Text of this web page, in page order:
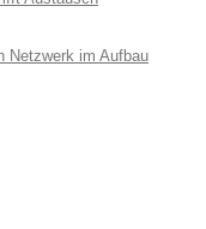
Netzwerk im Aufbau